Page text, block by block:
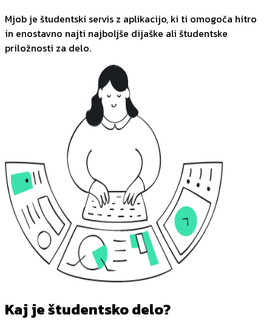
Mjob je študentski servis z aplikacijo, ki ti omogoča hitro
in enostavno najti najboljše dijaške ali študentske
priložnosti za delo.
Kaj je študentsko delo?